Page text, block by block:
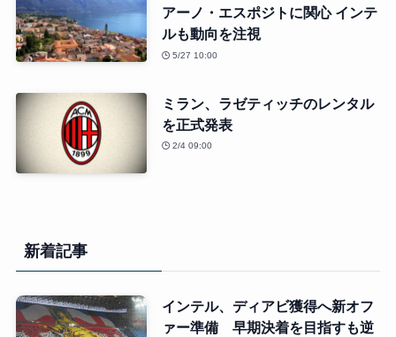
アーノ・エスポジトに関心 インテ
ルも動向を注視
5/27 10:00
ミラン、ラゼティッチのレンタル
を正式発表
2/4 09:00
新着記事
インテル、ディアビ獲得へ新オフ
ァー準備 早期決着を目指すも逆